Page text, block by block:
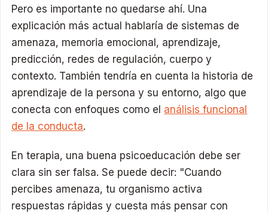
Pero es importante no quedarse ahí. Una
explicación más actual hablaría de sistemas de
amenaza, memoria emocional, aprendizaje,
predicción, redes de regulación, cuerpo y
contexto. También tendría en cuenta la historia de
aprendizaje de la persona y su entorno, algo que
conecta con enfoques como el análisis funcional
de la conducta.
En terapia, una buena psicoeducación debe ser
clara sin ser falsa. Se puede decir: "Cuando
percibes amenaza, tu organismo activa
respuestas rápidas y cuesta más pensar con